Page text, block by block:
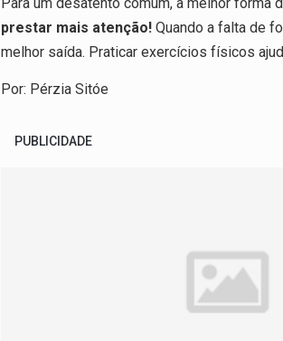
prestar mais atenção! Quando a falta de
melhor saída. Praticar exercícios físicos
Por: Pérzia Sitóe
PUBLICIDADE